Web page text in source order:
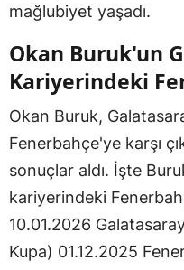
mağlubiyet yaşadı.
Okan Buruk'un
Kariyerindeki
Okan Buruk,
Fenerbahçe'ye karşı
sonuçlar aldı. İşte
kariyerindeki
10.01.2026
Kupa) 01.12.2025